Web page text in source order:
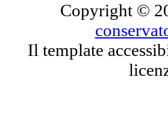
Copyright ©
Il template